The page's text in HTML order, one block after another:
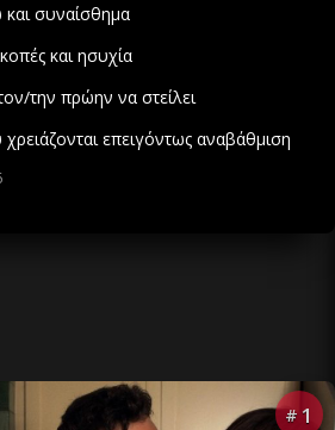
συναίσθημα
και ησυχία
την πρώην να στείλει
επειγόντως αναβάθμιση
# 1